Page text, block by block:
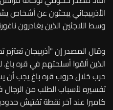
الأذربيجاني يبحثون عن أشخاص
وسط اللاجئين الذين يغادرون
وقال المصدر إن "أذربيجان تعتزم
الذين ألقوا أسلحتهم في قره باغ.
حرب خلال حروب قره باغ يجب أن
تفسيره لأسباب الطلب من الرجال
كاميرا عند آخر نقطة تفتيش